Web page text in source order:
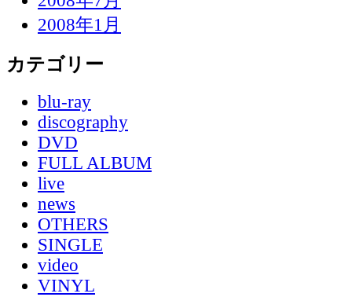
2008年1月
カテゴリー
blu-ray
discography
DVD
FULL ALBUM
live
news
OTHERS
SINGLE
video
VINYL